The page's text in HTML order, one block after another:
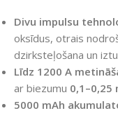
Divu impulsu
oksīdus, otrais
dzirksteļošana un
Līdz 1200 A
ar biezumu 0,1–0,25
5000 mAh